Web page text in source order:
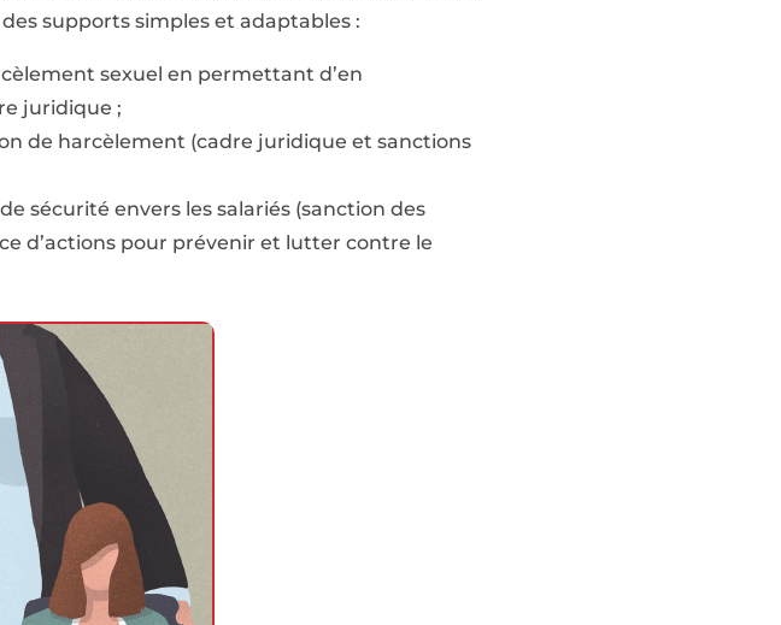
supports simples et adaptables :
sexuel en permettant d’en
juridique ;
de harcèlement (cadre juridique et sanctions
sécurité envers les salariés (sanction des
d’actions pour prévenir et lutter contre le